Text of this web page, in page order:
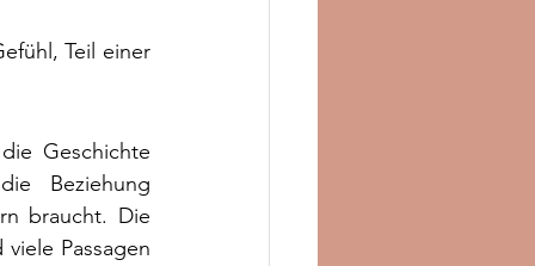
Teil einer
Geschichte
Beziehung
braucht. Die
Passagen